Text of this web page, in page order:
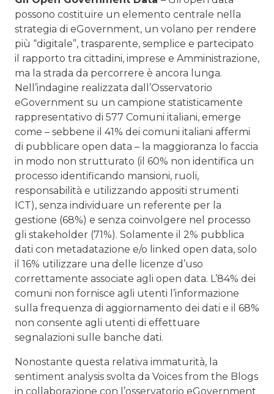
possono costituire un elemento centrale nella
strategia di eGovernment, un volano per rendere
più “digitale”, trasparente, semplice e partecipato
il rapporto tra cittadini, imprese e Amministrazione,
ma la strada da percorrere è ancora lunga.
Nell’indagine realizzata dall’Osservatorio
eGovernment su un campione statisticamente
rappresentativo di 577 Comuni italiani, emerge
come – sebbene il 41% dei comuni italiani affermi
di pubblicare open data – la maggioranza lo faccia
in modo non strutturato (il 60% non identifica un
processo identificando mansioni, ruoli,
responsabilità e utilizzando appositi strumenti
ICT), senza individuare un referente per la
gestione (68%) e senza coinvolgere nel processo
gli stakeholder (71%). Solamente il 2% pubblica
dati con metadatazione e/o linked open data, solo
il 16% utilizzare una delle licenze d’uso
correttamente associate agli open data. L’84% dei
comuni non fornisce agli utenti l’informazione
sulla frequenza di aggiornamento dei dati e il 68%
non consente agli utenti di effettuare
segnalazioni sulle banche dati.
Nonostante questa relativa immaturità, la
sentiment analysis svolta da Voices from the Blogs
in collaborazione con l’osservatorio eGovernment